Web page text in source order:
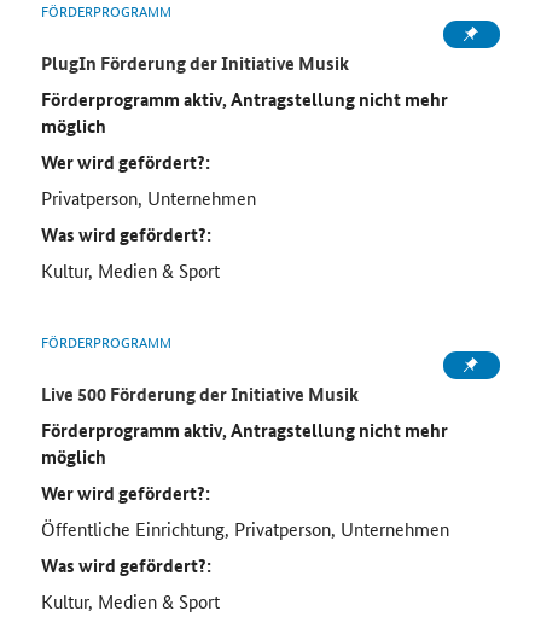
FÖRDERPROGRAMM
PlugIn Förderung der Initiative Musik
Förderprogramm aktiv, Antragstellung nicht mehr
möglich
Wer wird gefördert?:
Privatperson, Unternehmen
Was wird gefördert?:
Kultur, Medien & Sport
FÖRDERPROGRAMM
Live 500 Förderung der Initiative Musik
Förderprogramm aktiv, Antragstellung nicht mehr
möglich
Wer wird gefördert?:
Öffentliche Einrichtung, Privatperson, Unternehmen
Was wird gefördert?:
Kultur, Medien & Sport